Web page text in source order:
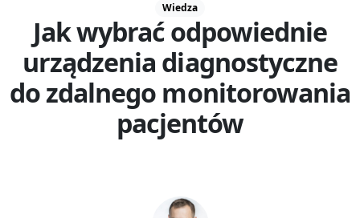
Wiedza
Jak wybrać odpowiednie
urządzenia diagnostyczne
do zdalnego monitorowania
pacjentów